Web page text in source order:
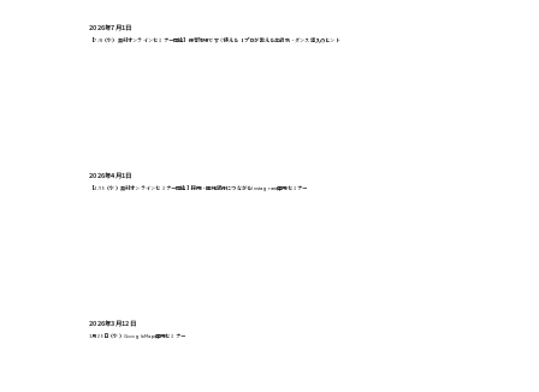
2026年7月1日
【7/8（水）無料オンラインセミナー開催】保育現場ですぐ使える！プロが教える年齢別・ダンス導入のヒント
2026年4月1日
【4/15（水）無料オンラインセミナー開催】採用・園児獲得につながるInstagram運用セミナー
2026年3月12日
3月25日（水）GoogleMap運用セミナー